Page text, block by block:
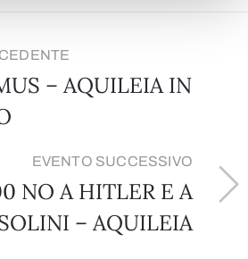
– AQUILEIA IN
EVENTO SUCCESSIVO
NO A HITLER E A
– AQUILEIA